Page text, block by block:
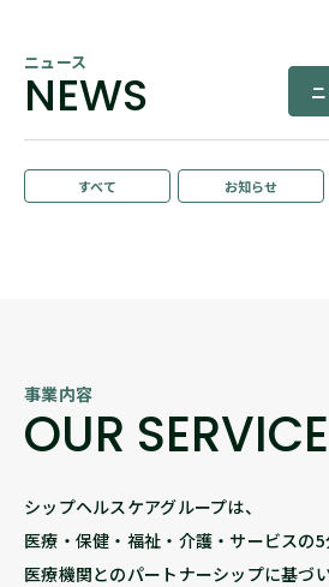
ニュース
NEWS
すべて お知らせ
事業内容
OUR SERVICE
シップヘルスケアグループは、
医療・保健・福祉・介護・サービスの5
医療機関とのパートナーシップに基づ